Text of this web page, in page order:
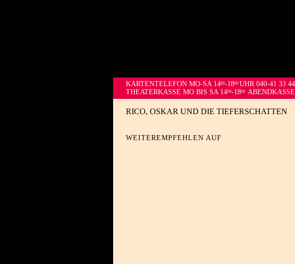
KARTENTELEFON MO-SA 1400-1800 UHR 040-41 33
THEATERKASSE MO BIS SA 1400-1800
RICO, OSKAR UND DIE TIEFERSCHATTEN
WEITEREMPFEHLEN AUF